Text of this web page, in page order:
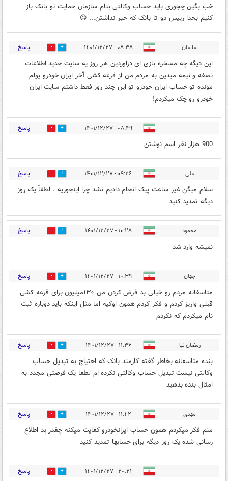
خب بگین چجوری باید حساب وکالتی بنام سازمان حمایت تو بانک باز
کنیم بخدا رییس دو تا بانک که خبر نداشتن... 😡
ساسان ۰۸:۳۸ - ۱۴۰۱/۱۲/۲۷ 0 پاسخ
این دیگه چه مسخره بازی ای دراوردین هر روز یه سایت جدید اطلاعات
نصفه و نیمه میدین به مردم من از قرعه کشی آخر ایران خودرو پولم
مونده تو حساب ایران خودرو تو این چند روز فقط داشتم سایت ایران
خودرو رو چک میکردم!
۰۸:۴۹ - ۱۴۰۱/۱۲/۲۷ 0 پاسخ
900 هزار نفر اسم نوشتن
علی ۰۹:۲۶ - ۱۴۰۱/۱۲/۲۷ 0 پاسخ
سلام میگن غیر ساعت پیک انجام دادیم نشد چرا اینجوریه . لطفاً یک روز
دیگه تمدید کنید
محمود ۱۰:۲۸ - ۱۴۰۱/۱۲/۲۷ 0 پاسخ
نمیشه وارد شد
جهان ۱۰:۳۹ - ۱۴۰۱/۱۲/۲۷ 0 پاسخ
متاسفانه مردم رو خیلی بد فرض کردن من ۱۳۰میلیون برای قرعه کشی
قبلی واریز کردم و فکر کردم همون اوکیه اما مثل اینکه باید دوباره ثبت
نام میکردم که نکردم
رمضان نیا ۱۱:۳۶ - ۱۴۰۱/۱۲/۲۷ 0 پاسخ
بنده متاسفانه بخاطر گفته کارمند بانک که احتیاج به تبدیل حساب
وکالتی نیست تبدیل حساب وکالتی نکرده ام لطفا یک فرصتی مجدد به
امثال بنده بدهید
مهدی ۱۱:۴۲ - ۱۴۰۱/۱۲/۲۷ 0 پاسخ
منم فکر میکردم همون حساب ایرانخودرو کفایت میکنه چقدر بد اطلاع
رسانی شده یک روز دیگه برای حسابها تمدید کنید
۲۰:۲۱ - ۱۴۰۱/۱۲/۲۷ 0 پاسخ